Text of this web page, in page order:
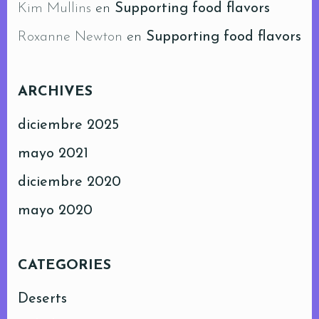
Kim Mullins en Supporting food flavors
Roxanne Newton en Supporting food flavors
ARCHIVES
diciembre 2025
mayo 2021
diciembre 2020
mayo 2020
CATEGORIES
Deserts